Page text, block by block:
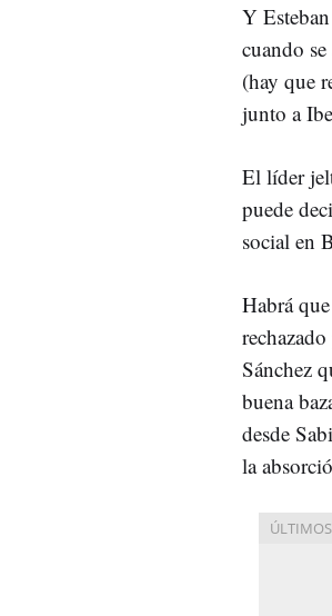
Y
cuando
(hay que
junto a
El líder
puede
social en
Habrá
Sánchez
buena
desde
la